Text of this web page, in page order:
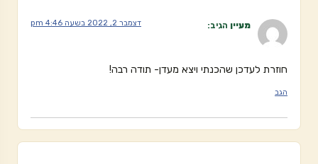
מעיין הגיב: דצמבר 2, 2022 בשעה 4:46 pm
חוזרת לעדכן שהכנתי ויצא מעדן- תודה רבה!
הגב